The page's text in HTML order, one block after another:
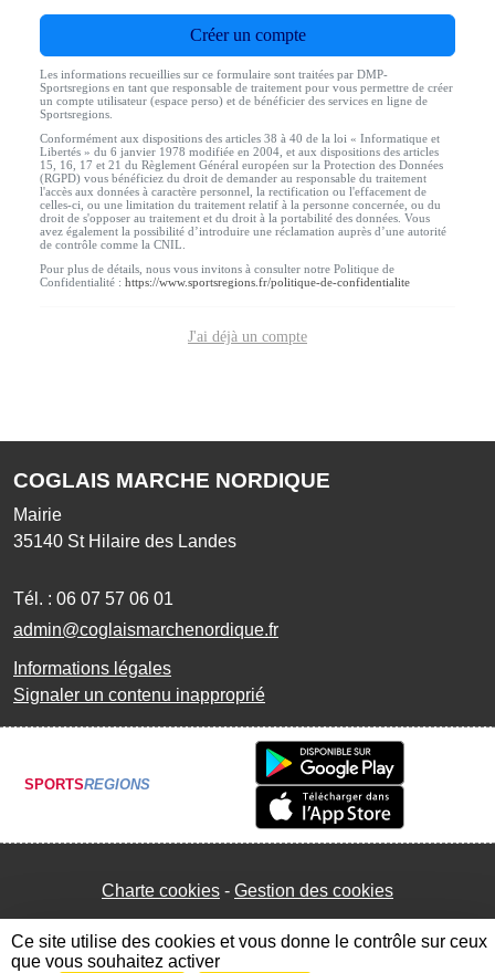
Créer un compte
Les informations recueillies sur ce formulaire sont traitées par DMP-
Sportsregions en tant que responsable de traitement pour vous permettre de créer
un compte utilisateur (espace perso) et de bénéficier des services en ligne de
Sportsregions.
Conformément aux dispositions des articles 38 à 40 de la loi « Informatique et
Libertés » du 6 janvier 1978 modifiée en 2004, et aux dispositions des articles
15, 16, 17 et 21 du Règlement Général européen sur la Protection des Données
(RGPD) vous bénéficiez du droit de demander au responsable du traitement
l'accès aux données à caractère personnel, la rectification ou l'effacement de
celles-ci, ou une limitation du traitement relatif à la personne concernée, ou du
droit de s'opposer au traitement et du droit à la portabilité des données. Vous
avez également la possibilité d’introduire une réclamation auprès d’une autorité
de contrôle comme la CNIL.
Pour plus de détails, nous vous invitons à consulter notre Politique de
Confidentialité : https://www.sportsregions.fr/politique-de-confidentialite
J'ai déjà un compte
COGLAIS MARCHE NORDIQUE
Mairie
35140 St Hilaire des Landes
Tél. : 06 07 57 06 01
admin@coglaismarchenordique.fr
Informations légales
Signaler un contenu inapproprié
SPORTSREGIONS
Charte cookies Gestion des cookies
Ce site utilise des cookies et vous donne le contrôle sur ceux
que vous souhaitez activer